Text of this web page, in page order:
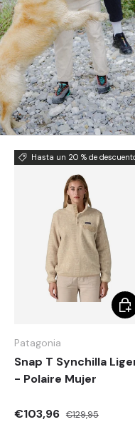
Hasta un 20 % de
Patagonia
Snap T Synchilla
- Polaire Mujer
€103,96 €129,95